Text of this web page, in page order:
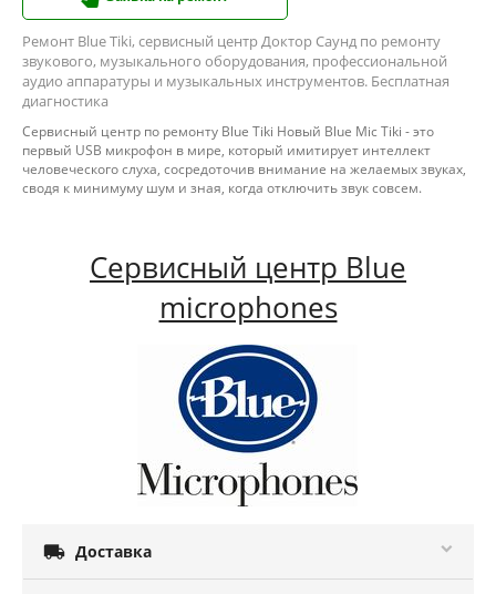
Ремонт Blue Tiki, сервисный центр Доктор Саунд по ремонту
звукового, музыкального оборудования, профессиональной
аудио аппаратуры и музыкальных инструментов. Бесплатная
диагностика
Сервисный центр по ремонту Blue Tiki Новый Blue Mic Tiki - это
первый USB микрофон в мире, который имитирует интеллект
человеческого слуха, сосредоточив внимание на желаемых звуках,
сводя к минимуму шум и зная, когда отключить звук совсем.
Сервисный центр Blue
microphones
 Доставка